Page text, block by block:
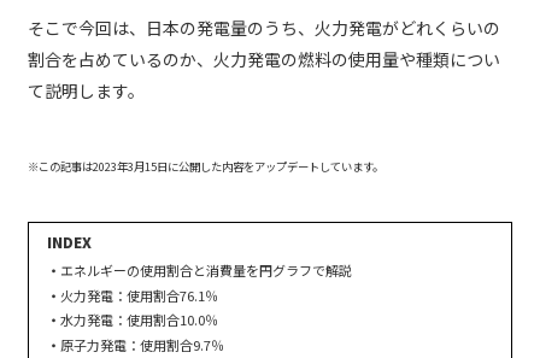
そこで今回は、日本の発電量のうち、火力発電がどれくらいの
割合を占めているのか、火力発電の燃料の使用量や種類につい
て説明します。
※この記事は2023年3月15日に公開した内容をアップデートしています。
エネルギーの使用割合と消費量を円グラフで解説
火力発電：使用割合76.1％
水力発電：使用割合10.0％
原子力発電：使用割合9.7％